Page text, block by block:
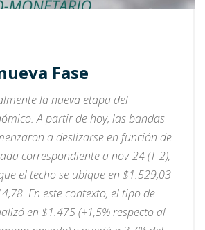
Fase
la nueva etapa del
A partir de hoy, las bandas
a deslizarse en función de
correspondiente a nov-24 (T-2),
el techo se ubique en $1.529,03
En este contexto, el tipo de
en $1.475 (+1,5% respecto al